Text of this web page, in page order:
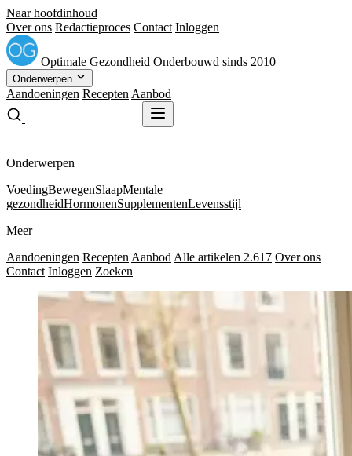
Naar hoofdinhoud
Over ons Redactieproces Contact Inloggen
Optimale Gezondheid Onderbouwd sinds 2010
Onderwerpen
Aandoeningen Recepten Aanbod
Onderwerpen
VoedingBewegenSlaapMentale
gezondheidHormonenSupplementenLevensstijl
Meer
Aandoeningen Recepten Aanbod Alle artikelen 2.617 Over ons
Contact Inloggen Zoeken